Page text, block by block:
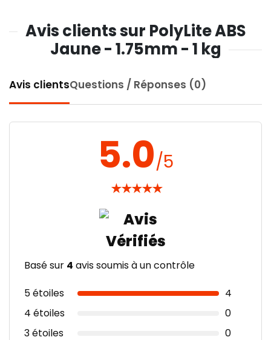
Avis clients sur PolyLite ABS
Jaune - 1.75mm - 1 kg
Avis clientsQuestions / Réponses (0)
5.0/5
★★★★★
Basé sur 4 avis soumis à un contrôle
5 étoiles
4
4 étoiles
0
3 étoiles
0